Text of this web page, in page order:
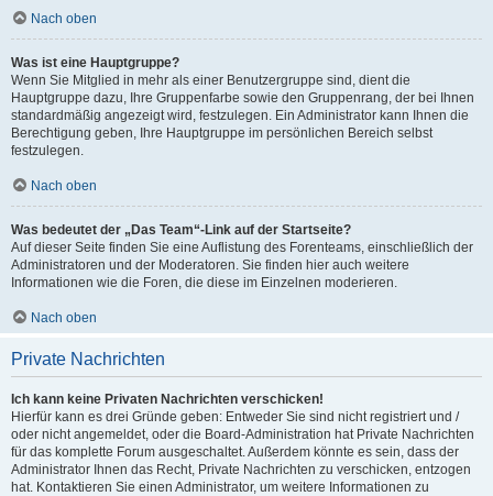
Nach oben
Was ist eine Hauptgruppe?
Wenn Sie Mitglied in mehr als einer Benutzergruppe sind, dient die
Hauptgruppe dazu, Ihre Gruppenfarbe sowie den Gruppenrang, der bei Ihnen
standardmäßig angezeigt wird, festzulegen. Ein Administrator kann Ihnen die
Berechtigung geben, Ihre Hauptgruppe im persönlichen Bereich selbst
festzulegen.
Nach oben
Was bedeutet der „Das Team“-Link auf der Startseite?
Auf dieser Seite finden Sie eine Auflistung des Forenteams, einschließlich der
Administratoren und der Moderatoren. Sie finden hier auch weitere
Informationen wie die Foren, die diese im Einzelnen moderieren.
Nach oben
Private Nachrichten
Ich kann keine Privaten Nachrichten verschicken!
Hierfür kann es drei Gründe geben: Entweder Sie sind nicht registriert und /
oder nicht angemeldet, oder die Board-Administration hat Private Nachrichten
für das komplette Forum ausgeschaltet. Außerdem könnte es sein, dass der
Administrator Ihnen das Recht, Private Nachrichten zu verschicken, entzogen
hat. Kontaktieren Sie einen Administrator, um weitere Informationen zu